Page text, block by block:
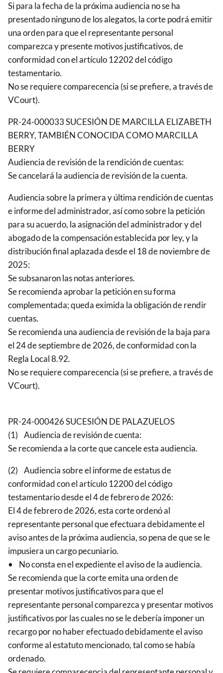
Si para la fecha de la próxima audiencia no se ha
presentado ninguno de los alegatos, la corte podrá emitir
una orden para que el representante personal
comparezca y presente motivos justificativos, de
conformidad con el artículo 12202 del código
testamentario.
No se requiere comparecencia (si se prefiere, a través de
VCourt).
PR-24-000033 SUCESIÓN DE MARCILLA ELIZABETH
BERRY, TAMBIÉN CONOCIDA COMO MARCILLA
BERRY
Audiencia de revisión de la rendición de cuentas:
Se cancelará la audiencia de revisión de la cuenta.
Audiencia sobre la primera y última rendición de cuentas
e informe del administrador, así como sobre la petición
para su acuerdo, la asignación del administrador y del
abogado de la compensación establecida por ley, y la
distribución final aplazada desde el 18 de noviembre de
2025:
Se subsanaron las notas anteriores.
Se recomienda aprobar la petición en su forma
complementada; queda eximida la obligación de rendir
cuentas.
Se recomienda una audiencia de revisión de la baja para
el 24 de septiembre de 2026, de conformidad con la
Regla Local 8.92.
No se requiere comparecencia (si se prefiere, a través de
VCourt).
PR-24-000426 SUCESIÓN DE PALAZUELOS
(1) Audiencia de revisión de cuenta:
Se recomienda a la corte que cancele esta audiencia.
(2) Audiencia sobre el informe de estatus de
conformidad con el artículo 12200 del código
testamentario desde el 4 de febrero de 2026:
El 4 de febrero de 2026, esta corte ordenó al
representante personal que efectuara debidamente el
aviso antes de la próxima audiencia, so pena de que se le
impusiera un cargo pecuniario.
• No consta en el expediente el aviso de la audiencia.
Se recomienda que la corte emita una orden de
presentar motivos justificativos para que el
representante personal comparezca y presentar motivos
justificativos por las cuales no se le debería imponer un
recargo por no haber efectuado debidamente el aviso
conforme al estatuto mencionado, tal como se había
ordenado.